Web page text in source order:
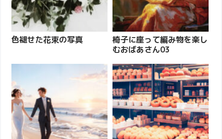
色褪せた花束の写真
椅子に座って編み物を楽し
むおばあさん03